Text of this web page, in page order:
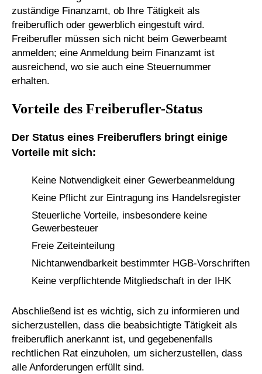
zuständige Finanzamt, ob Ihre Tätigkeit als
freiberuflich oder gewerblich eingestuft wird.
Freiberufler müssen sich nicht beim Gewerbeamt
anmelden; eine Anmeldung beim Finanzamt ist
ausreichend, wo sie auch eine Steuernummer
erhalten.
Vorteile des Freiberufler-Status
Der Status eines Freiberuflers bringt einige
Vorteile mit sich:
Keine Notwendigkeit einer Gewerbeanmeldung
Keine Pflicht zur Eintragung ins Handelsregister
Steuerliche Vorteile, insbesondere keine
Gewerbesteuer
Freie Zeiteinteilung
Nichtanwendbarkeit bestimmter HGB-Vorschriften
Keine verpflichtende Mitgliedschaft in der IHK
Abschließend ist es wichtig, sich zu informieren und
sicherzustellen, dass die beabsichtigte Tätigkeit als
freiberuflich anerkannt ist, und gegebenenfalls
rechtlichen Rat einzuholen, um sicherzustellen, dass
alle Anforderungen erfüllt sind.